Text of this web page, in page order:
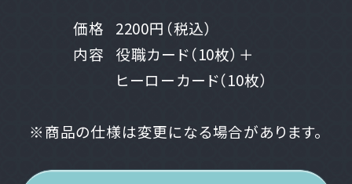
価格
2200円（税込）
内容
役職カード（10枚）＋
ヒーローカード（10枚）
※商品の仕様は変更になる場合があります。